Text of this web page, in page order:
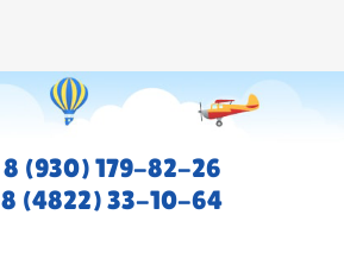
8 (930) 179-82-26
8 (4822) 33-10-64